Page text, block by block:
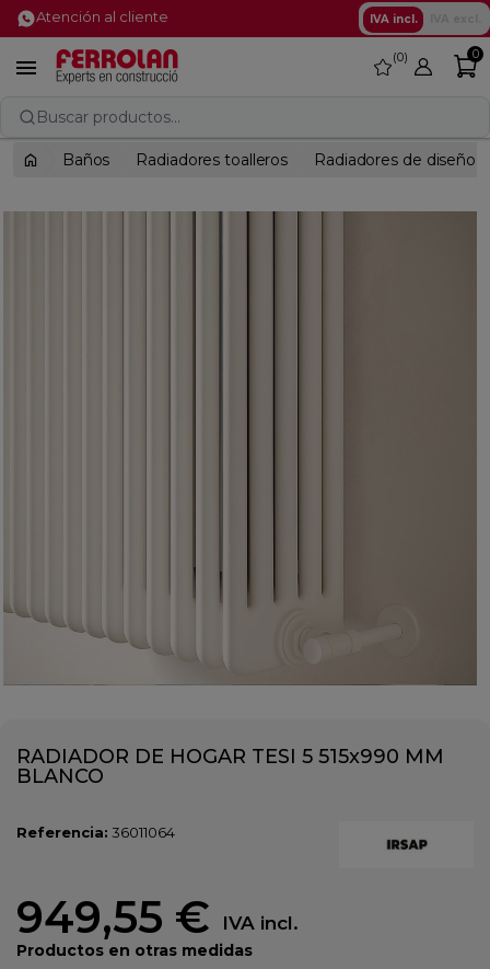
Atención al cliente IVA incl.
 favorite
0 0
Buscar productos...
Baños Radiadores toalleros Radiadores de diseño
RADIADOR DE HOGAR TESI 5 515x990 MM
BLANCO
Referencia: 36011064
949,55 € IVA incl.
Productos en otras medidas